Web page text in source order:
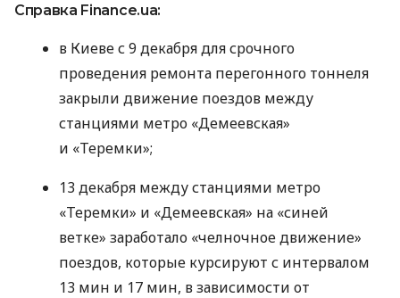
Справка Finance.ua:
в Киеве с 9 декабря для срочного
проведения ремонта перегонного тоннеля
закрыли движение поездов между
станциями метро «Демеевская»
и «Теремки»;
13 декабря между станциями метро
«Теремки» и «Демеевская» на «синей
ветке» заработало «челночное движение»
поездов, которые курсируют с интервалом
13 мин и 17 мин, в зависимости от